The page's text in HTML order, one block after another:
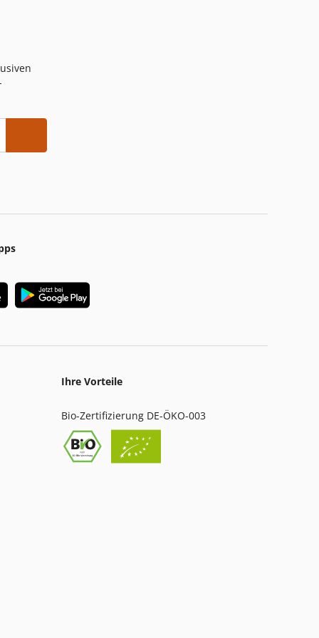
Ihre Vorteile
Bio-Zertifizierung DE-ÖKO-003